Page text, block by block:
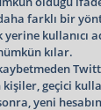
farklı bir
kullanıcı
kılar.
kaybetmeden
geçici
yeni